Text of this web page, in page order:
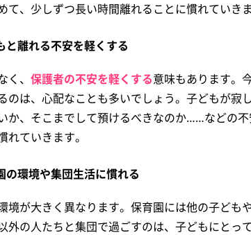
て、少しずつ長い時間離れることに慣れていきま
と離れる不安を軽くする
、 保護者の不安を軽くする意味もあります。
のは、心配なことも多いでしょう。子どもが寂
か、そこまでして預けるべきなのか……などの
れていきます。
の環境や集団生活に慣れる
境が大きく異なります。保育園には他の子ども
外の人たちと集団で過ごすのは、子どもにとっ